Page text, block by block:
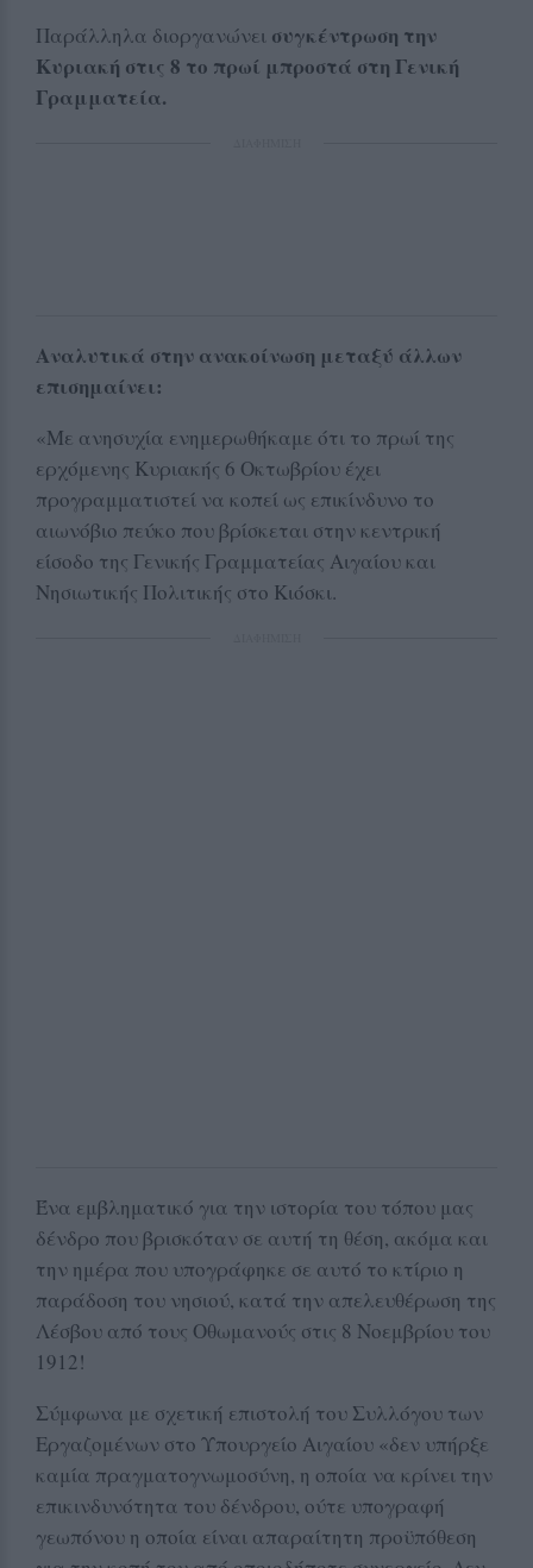
Παράλληλα διοργανώνει συγκέντρωση την
Κυριακή στις 8 το πρωί μπροστά στη Γενική
Γραμματεία.
Αναλυτικά στην ανακοίνωση μεταξύ άλλων
επισημαίνει:
«Με ανησυχία ενημερωθήκαμε ότι το πρωί της
ερχόμενης Κυριακής 6 Οκτωβρίου έχει
προγραμματιστεί να κοπεί ως επικίνδυνο το
αιωνόβιο πεύκο που βρίσκεται στην κεντρική
είσοδο της Γενικής Γραμματείας Αιγαίου και
Νησιωτικής Πολιτικής στο Κιόσκι.
Ένα εμβληματικό για την ιστορία του τόπου μας
δένδρο που βρισκόταν σε αυτή τη θέση, ακόμα και
την ημέρα που υπογράφηκε σε αυτό το κτίριο η
παράδοση του νησιού, κατά την απελευθέρωση της
Λέσβου από τους Οθωμανούς στις 8 Νοεμβρίου του
1912!
Σύμφωνα με σχετική επιστολή του Συλλόγου των
Εργαζομένων στο Υπουργείο Αιγαίου «δεν υπήρξε
καμία πραγματογνωμοσύνη, η οποία να κρίνει την
επικινδυνότητα του δένδρου, ούτε υπογραφή
γεωπόνου η οποία είναι απαραίτητη προϋπόθεση